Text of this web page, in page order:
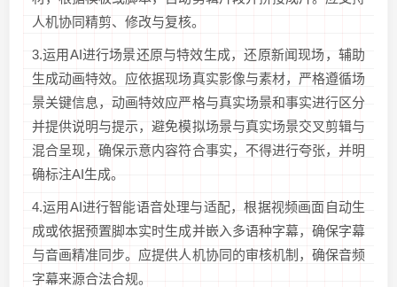
人机协同精剪、修改与复核。
3.运用AI进行场景还原与特效生成，还原新闻现场，辅助
生成动画特效。应依据现场真实影像与素材，严格遵循场
景关键信息，动画特效应严格与真实场景和事实进行区分
并提供说明与提示，避免模拟场景与真实场景交叉剪辑与
混合呈现，确保示意内容符合事实，不得进行夸张，并明
确标注AI生成。
4.运用AI进行智能语音处理与适配，根据视频画面自动生
成或依据预置脚本实时生成并嵌入多语种字幕，确保字幕
与音画精准同步。应提供人机协同的审核机制，确保音频
字幕来源合法合规。